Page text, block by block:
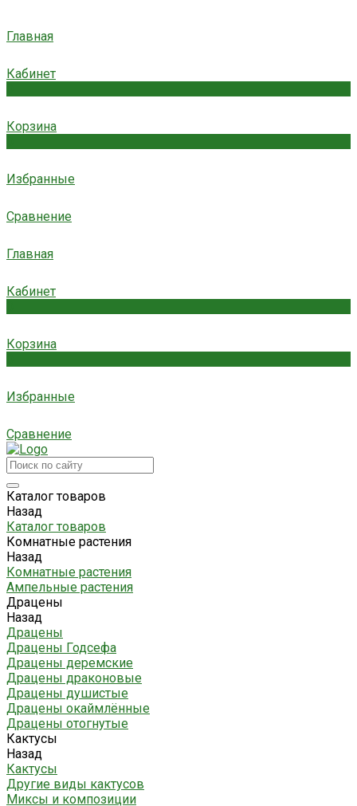
Главная
Кабинет
Корзина
Избранные
Сравнение
Главная
Кабинет
Корзина
Избранные
Сравнение
Каталог товаров
Назад
Каталог товаров
Комнатные растения
Назад
Комнатные растения
Ампельные растения
Драцены
Назад
Драцены
Драцены Годсефа
Драцены деремские
Драцены драконовые
Драцены душистые
Драцены окаймлённые
Драцены отогнутые
Кактусы
Назад
Кактусы
Другие виды кактусов
Миксы и композиции